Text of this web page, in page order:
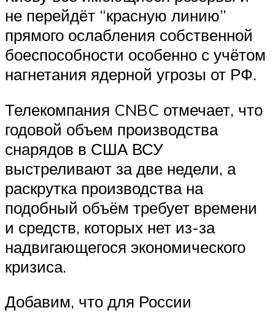
не перейдёт “красную линию”
прямого ослабления собственной
боеспособности особенно с учётом
нагнетания ядерной угрозы от РФ.
Телекомпания CNBC отмечает, что
годовой объем производства
снарядов в США ВСУ
выстреливают за две недели, а
раскрутка производства на
подобный объём требует времени
и средств, которых нет из-за
надвигающегося экономического
кризиса.
Добавим, что для России